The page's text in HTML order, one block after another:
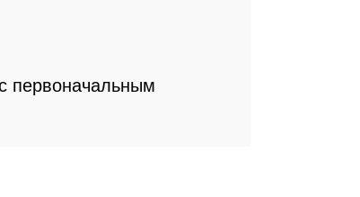
первоначальным